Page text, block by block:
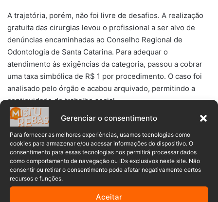
Gerenciar o consentimento
Para fornecer as melhores experiências, usamos tecnologias como
cookies para armazenar e/ou acessar informações do dispositivo. O
consentimento para essas tecnologias nos permitirá processar dados
como comportamento de navegação ou IDs exclusivos neste site. Não
consentir ou retirar o consentimento pode afetar negativamente certos
recursos e funções.
Aceitar
A trajetória, porém, não foi livre de desafios. A realização
gratuita das cirurgias levou o profissional a ser alvo de
denúncias encaminhadas ao Conselho Regional de
Odontologia de Santa Catarina. Para adequar o
atendimento às exigências da categoria, passou a cobrar
uma taxa simbólica de R$ 1 por procedimento. O caso foi
analisado pelo órgão e acabou arquivado, permitindo a
continuidade do trabalho social.
>> LEIA TAMBÉM:Denunciado por ajudar: cirurgião-dentista
de SC que fazia reconstruções faciais gratuitas tem